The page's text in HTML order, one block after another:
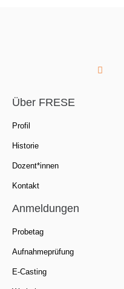
Über FRESE
Profil
Historie
Dozent*innen
Kontakt
Anmeldungen
Probetag
Aufnahmeprüfung
E-Casting